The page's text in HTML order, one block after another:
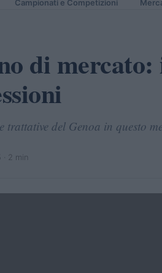
Campionati e Competizioni
di
trattative del Genoa in questo
· 2 min